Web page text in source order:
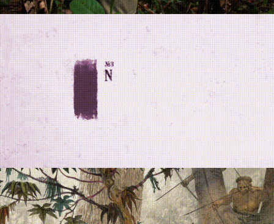
ISA – Mulheres
Yanomami